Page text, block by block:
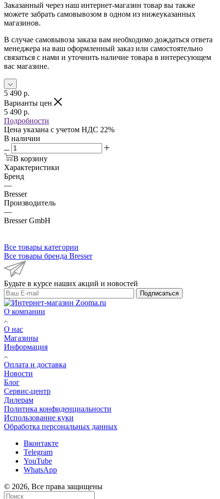
Заказанный через наш интернет-магазин товар вы также
можете забрать самовывозом в одном из нижеуказанных
магазинов.
В случае самовывоза заказа вам необходимо дождаться ответа
менеджера на ваш оформленный заказ или самостоятельно
связаться с нами и уточнить наличие товара в интересующем
вас магазине.
5 490 р.
Варианты цен
5 490 р.
Подробности
Цена указана с учетом НДС 22%
В наличии
В корзину
Характеристики
Бренд
—
Bresser
Производитель
—
Bresser GmbH
Все товары категории
Все товары бренда Bresser
Будьте в курсе наших акций и новостей
Подписаться
О компании
О нас
Магазины
Информация
Оплата и доставка
Новости
Блог
Сервис-центр
Дилерам
Политика конфиденциальности
Использование куки
Обработка персональных данных
Вконтакте
Telegram
YouTube
WhatsApp
© 2026, Все права защищены